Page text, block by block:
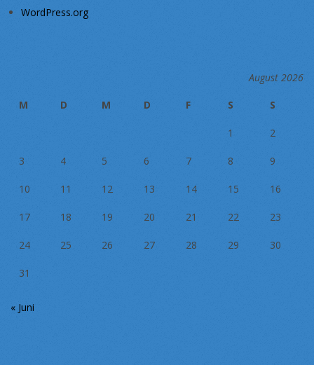
WordPress.org
August 2026
M D M D F S S
1 2
3 4 5 6 7 8 9
10 11 12 13 14 15 16
17 18 19 20 21 22 23
24 25 26 27 28 29 30
31
« Juni